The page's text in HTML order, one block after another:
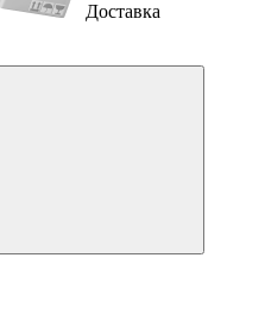
Доставка